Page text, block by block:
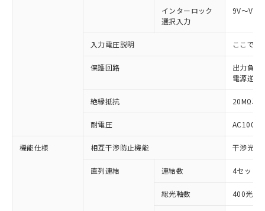
インターロック
選択入力
9V～Vs
入力電圧説明 ここでの
保護回路
出力負荷
電源逆接
絶縁抵抗 20MΩ以
耐電圧
機能仕様 相互干渉防止機能 干渉光回
直列連結 連結数 4セット
総光軸数 400光軸
ご利用条件
※1 対応状況
対応済み：EU RoHS指令（10物質）の
す。
有に対応した製品に切り替える予定のある
対応予定なし：EU RoHS指令（10物質）の